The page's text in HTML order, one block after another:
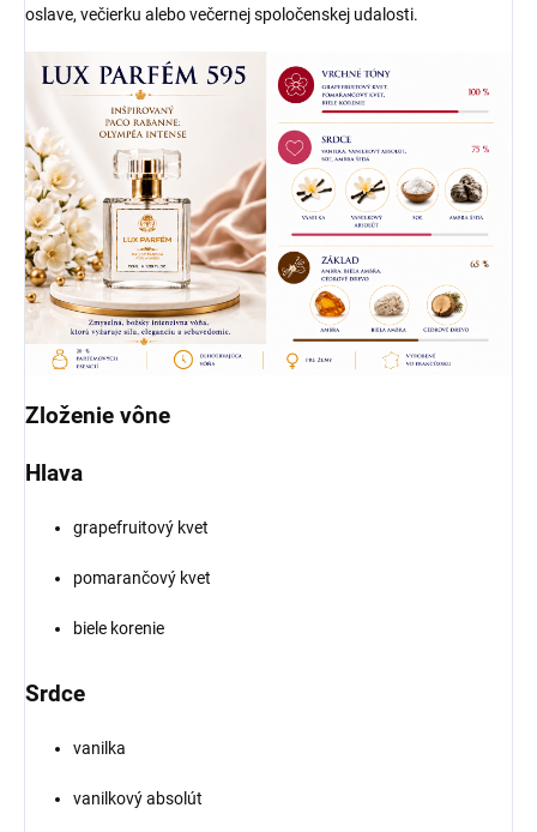
oslave, večierku alebo večernej spoločenskej udalosti.
Zloženie vône
Hlava
grapefruitový kvet
pomarančový kvet
biele korenie
Srdce
vanilka
vanilkový absolút